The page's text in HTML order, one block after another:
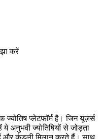
करें
प्लेटफॉर्म है। जिन यूज़र्स
अनुभवी ज्योतिषियों से जोड़ता